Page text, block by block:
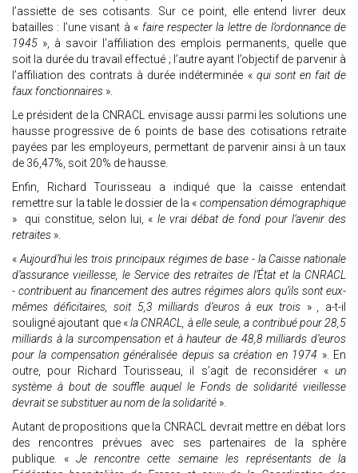
l’assiette de ses cotisants. Sur ce point, elle entend livrer deux
batailles : l’une visant à « faire respecter la lettre de l’ordonnance de
1945 », à savoir l’affiliation des emplois permanents, quelle que
soit la durée du travail effectué ; l’autre ayant l’objectif de parvenir à
l’affiliation des contrats à durée indéterminée « qui sont en fait de
faux fonctionnaires ».
Le président de la CNRACL envisage aussi parmi les solutions une
hausse progressive de 6 points de base des cotisations retraite
payées par les employeurs, permettant de parvenir ainsi à un taux
de 36,47%, soit 20% de hausse.
Enfin, Richard Tourisseau a indiqué que la caisse entendait
remettre sur la table le dossier de la « compensation démographique
» qui constitue, selon lui, « le vrai débat de fond pour l’avenir des
retraites ».
«Aujourd’hui les trois principaux régimes de base - la Caisse nationale
d’assurance vieillesse, le Service des retraites de l’État et la CNRACL
- contribuent au financement des autres régimes alors qu’ils sont eux-
mêmes déficitaires, soit 5,3 milliards d’euros à eux trois » , a-t-il
souligné ajoutant que «la CNRACL, à elle seule, a contribué pour 28,5
milliards à la surcompensation et à hauteur de 48,8 milliards d’euros
pour la compensation généralisée depuis sa création en 1974 ». En
outre, pour Richard Tourisseau, il s’agit de reconsidérer «un
système à bout de souffle auquel le Fonds de solidarité vieillesse
devrait se substituer au nom de la solidarité ».
Autant de propositions que la CNRACL devrait mettre en débat lors
des rencontres prévues avec ses partenaires de la sphère
publique. « Je rencontre cette semaine les représentants de la